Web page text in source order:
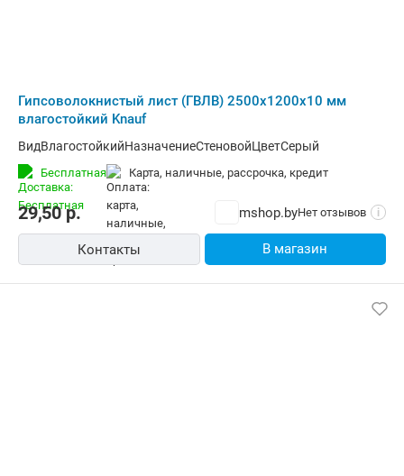
Гипсоволокнистый лист (ГВЛВ) 2500х1200х10 мм
влагостойкий Knauf
ВидВлагостойкийНазначениеСтеновойЦветСерый
Бесплатная карта, наличные, рассрочка, кредит
29,50р. mshop.byНет отзывов i
Контакты В магазин